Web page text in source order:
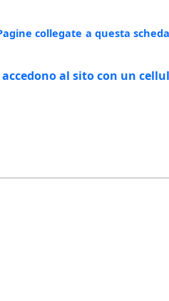
collegate a questa scheda
al sito con un